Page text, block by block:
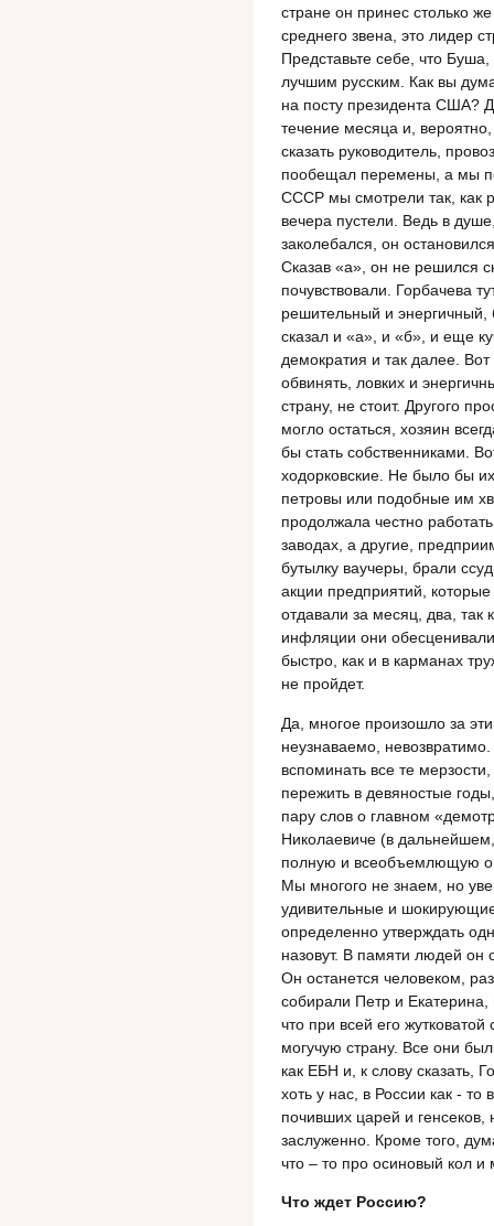
стране он принес столько
среднего звена, это лидер
Представьте себе, что
лучшим русским. Как вы
на посту президента США?
течение месяца и, вероятно,
сказать руководитель,
пообещал перемены, а мы
СССР мы смотрели так, как
вечера пустели. Ведь в
заколебался, он
Сказав «а», он не решился
почувствовали. Горбачева
решительный и
сказал и «а», и «б», и еще
демократия и так далее.
обвинять, ловких и
страну, не стоит. Другого
могло остаться, хозяин
бы стать собственниками.
ходорковские. Не было бы
петровы или подобные им
продолжала честно
заводах, а другие,
бутылку ваучеры, брали
акции предприятий,
отдавали за месяц, два,
инфляции они
быстро, как и в карманах
не пройдет.
Да, многое произошло за
неузнаваемо,
вспоминать все те
пережить в девяностые
пару слов о главном
Николаевиче (в
полную и всеобъемлющую
Мы многого не знаем, но
удивительные и
определенно утверждать
назовут. В памяти людей он
Он останется человеком,
собирали Петр и
что при всей его
могучую страну. Все они
как ЕБН и, к слову сказать,
хоть у нас, в России как -
почивших царей и
заслуженно. Кроме того,
что – то про осиновый кол и
Что ждет Россию?